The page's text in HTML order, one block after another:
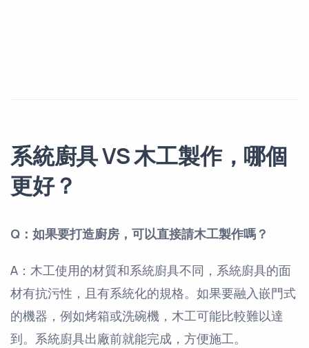
系統廚具 VS 木工製作，哪個
更好？
Q：如果要打造廚房，可以直接請木工製作嗎？
A：木工使用的材質和系統廚具不同，系統廚具的面
材有抗污性，且有系統化的規格。如果要融入嵌門式
的機器，例如烤箱或洗碗機，木工可能比較難以達
到。系統廚具出廠前就能完成，方便施工。